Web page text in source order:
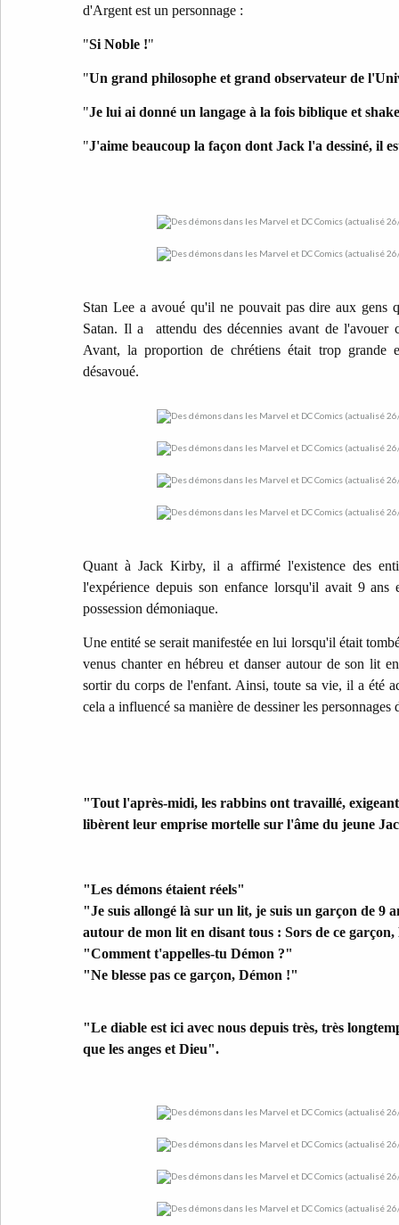
d'Argent est un personnage :
"Si Noble !"
"Un grand philosophe et grand observateur de
"Je lui ai donné un langage à la fois biblique et
"J'aime beaucoup la façon dont Jack l'a dessiné, il
Stan Lee a avoué qu'il ne pouvait pas dire aux gens
Satan. Il a attendu des décennies avant de l'avouer
Avant, la proportion de chrétiens était trop grande
désavoué.
Quant à Jack Kirby, il a affirmé l'existence des
l'expérience depuis son enfance lorsqu'il avait 9
possession démoniaque.
Une entité se serait manifestée en lui lorsqu'il était
venus chanter en hébreu et danser autour de son lit
sortir du corps de l'enfant. Ainsi, toute sa vie, il a été
cela a influencé sa manière de dessiner les personnages
"Tout l'après-midi, les rabbins ont travaillé,
libèrent leur emprise mortelle sur l'âme du jeune
"Les démons étaient réels"
"Je suis allongé là sur un lit, je suis un garçon de 9
autour de mon lit en disant tous : Sors de ce
"Comment t'appelles-tu Démon ?"
"Ne blesse pas ce garçon, Démon !"
"Le diable est ici avec nous depuis très, très
que les anges et Dieu".